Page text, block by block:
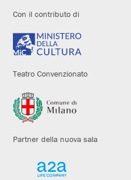
Con il contributo di
Teatro Convenzionato
Partner della nuova sala